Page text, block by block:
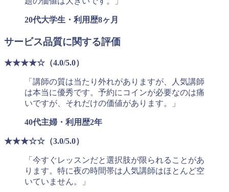
20代大学生・利用歴8ヶ月
サービス品質に関する評価
★★★★☆（4.0/5.0）
「講師の質は当たり外れがありますが、人気講師
は本当に優秀です。予約にコインが必要なのは痛
いですが、それだけの価値があります。」
40代主婦・利用歴2年
★★★☆☆（3.0/5.0）
「今すぐレッスンだと選択肢が限られることがあ
ります。特に夜の時間帯は人気講師はほとんど空
いていません。」